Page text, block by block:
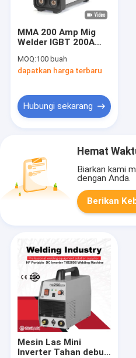
MMA 200 Amp Mig
Welder IGBT 200A
220V GOWELLDE
MOQ:100 buah
dapatkan harga terbaru
Hubungi sekarang
Hemat
Biarkan kami
dengan Anda.
Berikan
Mesin Las Mini
Inverter Tahan debu